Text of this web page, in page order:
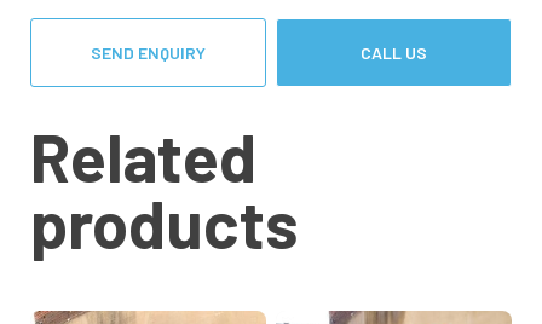
SEND ENQUIRY CALL US
Related
products